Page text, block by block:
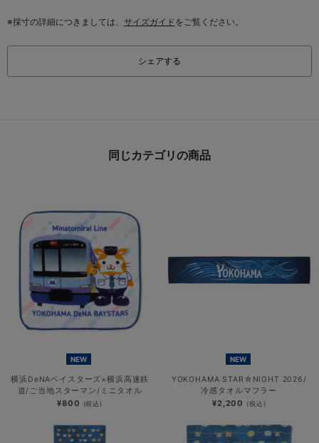
※採寸の詳細につきましては、 サイズガイドをご覧ください。
シェアする
同じカテゴリの商品
NEW
横浜DeNAベイスターズ×横浜高速鉄
道/ご当地スターマン/ミニタオル
¥800 (税込)
NEW
YOKOHAMA STAR☆NIGHT 2026/
冷感タオルマフラー
¥2,200 (税込)